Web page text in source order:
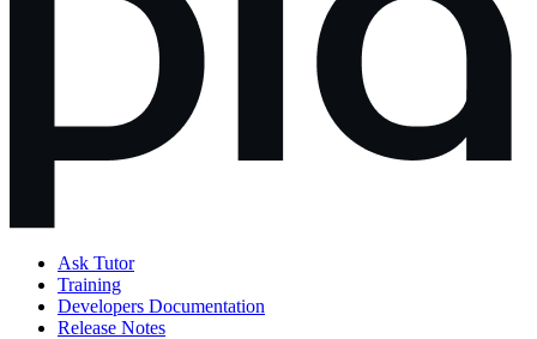
Ask Tutor
Training
Developers Documentation
Release Notes